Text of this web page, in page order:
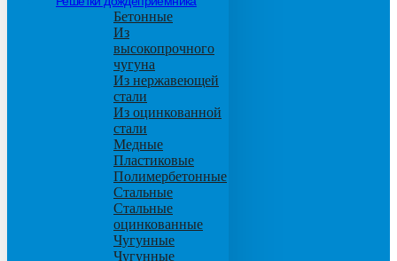
Бетонные
Из
высокопрочного
чугуна
Из нержавеющей
стали
Из оцинкованной
стали
Медные
Пластиковые
Полимербетонные
Стальные
Стальные
оцинкованные
Чугунные
Чугунные